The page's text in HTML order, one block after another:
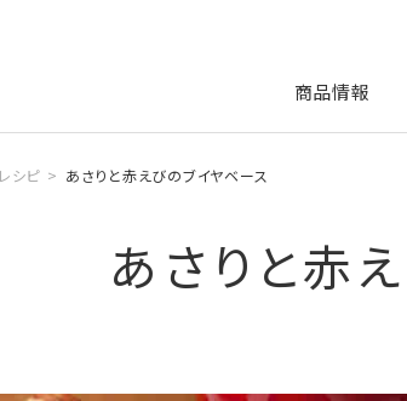
商品情報
シピ あさりと赤えびのブイヤベース
あさりと赤